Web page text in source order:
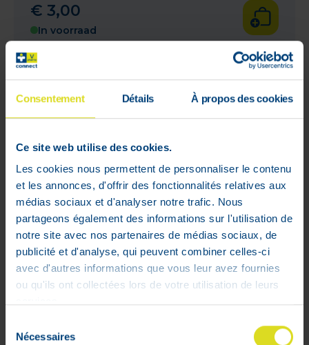
Consentement Détails À propos des cookies
Ce site web utilise des cookies.
Les cookies nous permettent de personnaliser le contenu
et les annonces, d'offrir des fonctionnalités relatives aux
médias sociaux et d'analyser notre trafic. Nous
partageons également des informations sur l'utilisation de
notre site avec nos partenaires de médias sociaux, de
publicité et d'analyse, qui peuvent combiner celles-ci
avec d'autres informations que vous leur avez fournies
ou qu'ils ont collectées lors de votre utilisation de leurs
Nécessaires
€ 3,00
In voorraad